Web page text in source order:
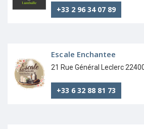
+33 2 96 34 07 89
Escale Enchantee
21 Rue Général Leclerc
+33 6 32 88 81 73